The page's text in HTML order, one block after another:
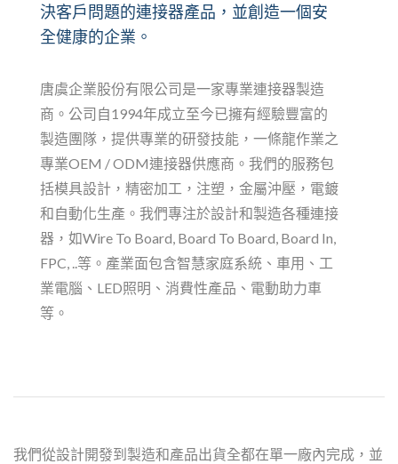
決客戶問題的連接器產品，並創造一個安
全健康的企業。
唐虞企業股份有限公司是一家專業連接器製造
商。公司自1994年成立至今已擁有經驗豐富的
製造團隊，提供專業的研發技能，一條龍作業之
專業OEM / ODM連接器供應商。我們的服務包
括模具設計，精密加工，注塑，金屬沖壓，電鍍
和自動化生產。我們專注於設計和製造各種連接
器，如Wire To Board, Board To Board, Board In,
FPC, ..等。產業面包含智慧家庭系統、車用、工
業電腦、LED照明、消費性產品、電動助力車
等。
我們從設計開發到製造和產品出貨全都在單一廠內完成，並